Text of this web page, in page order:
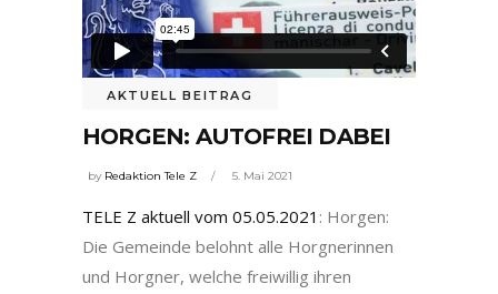
AKTUELL BEITRAG
HORGEN: AUTOFREI DABEI
by Redaktion Tele Z 5. Mai 2021
TELE Z aktuell vom 05.05.2021 : Horgen:
Die Gemeinde belohnt alle Horgnerinnen
und Horgner, welche freiwillig ihren